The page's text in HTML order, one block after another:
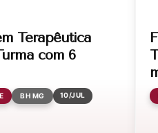
Terapêutica
com 6
BH MG 10/JUL